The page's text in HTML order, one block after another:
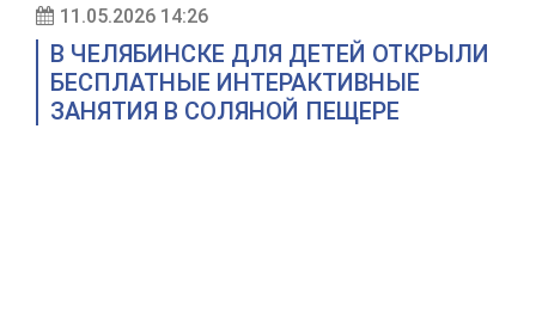
11.05.2026 14:26
В ЧЕЛЯБИНСКЕ ДЛЯ ДЕТЕЙ ОТКРЫЛИ
БЕСПЛАТНЫЕ ИНТЕРАКТИВНЫЕ
ЗАНЯТИЯ В СОЛЯНОЙ ПЕЩЕРЕ